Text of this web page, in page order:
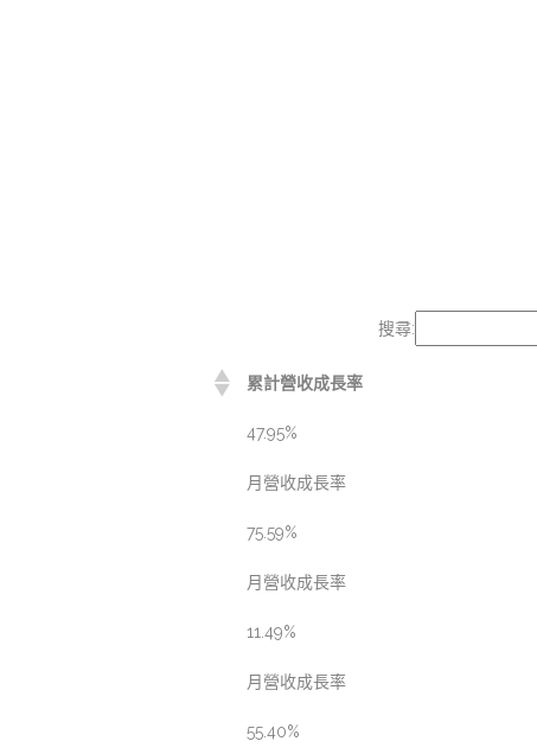
搜尋:
累計營收成長率
47.95%
月營收成長率
75.59%
月營收成長率
11.49%
月營收成長率
55.40%